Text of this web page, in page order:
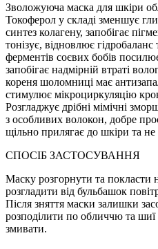
Зволожуюча маска для шкіри
Токоферол у складі зменшує
синтез колагену, запобігає
тонізує, відновлює
ферментів соєвих бобів
запобігає надмірній втраті
кореня шоломниці має
стимулює мікроциркуляцію
Розгладжує дрібні мімічні
з особливих волокон, добре
щільно прилягає до шкіри та
СПОСІБ ЗАСТОСУВАННЯ
Маску розгорнути та покласти
розгладити від бульбашок
Після зняття маски залишки
розподілити по обличчю та
змивати.